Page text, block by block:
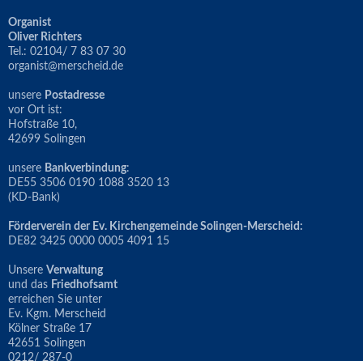
Organist
Oliver Richters
Tel.: 02104/ 7 83 07 30
organist@merscheid.de
unsere Postadresse
vor Ort ist:
Hofstraße 10,
42699 Solingen
unsere Bankverbindung:
DE55 3506 0190 1088 3520 13
(KD-Bank)
Förderverein der Ev. Kirchengemeinde Solingen-Merscheid:
DE82 3425 0000 0005 4091 15
Unsere Verwaltung
und das Friedhofsamt
erreichen Sie unter
Ev. Kgm. Merscheid
Kölner Straße 17
42651 Solingen
0212/ 287-0